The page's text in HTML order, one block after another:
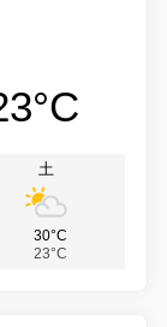
土
30°C
23°C